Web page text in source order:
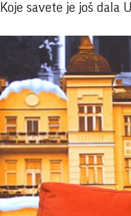
Koje savete je još dala